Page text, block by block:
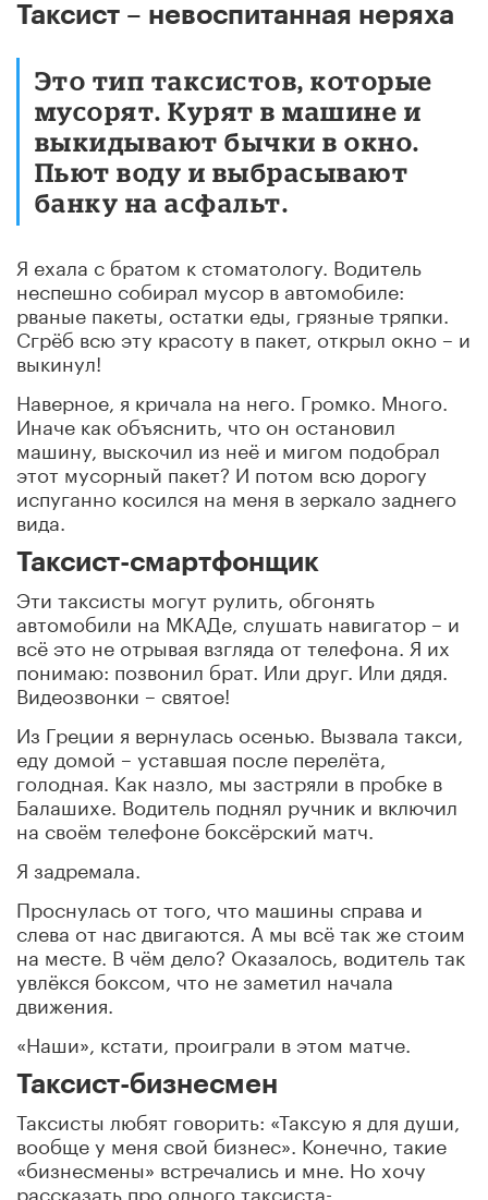
Таксист – невоспитанная неряха
Это тип таксистов, которые
мусорят. Курят в машине и
выкидывают бычки в окно.
Пьют воду и выбрасывают
банку на асфальт.
Я ехала с братом к стоматологу. Водитель
неспешно собирал мусор в автомобиле:
рваные пакеты, остатки еды, грязные тряпки.
Сгрёб всю эту красоту в пакет, открыл окно – и
выкинул!
Наверное, я кричала на него. Громко. Много.
Иначе как объяснить, что он остановил
машину, выскочил из неё и мигом подобрал
этот мусорный пакет? И потом всю дорогу
испуганно косился на меня в зеркало заднего
вида.
Таксист-смартфонщик
Эти таксисты могут рулить, обгонять
автомобили на МКАДе, слушать навигатор – и
всё это не отрывая взгляда от телефона. Я их
понимаю: позвонил брат. Или друг. Или дядя.
Видеозвонки – святое!
Из Греции я вернулась осенью. Вызвала такси,
еду домой – уставшая после перелёта,
голодная. Как назло, мы застряли в пробке в
Балашихе. Водитель поднял ручник и включил
на своём телефоне боксёрский матч.
Я задремала.
Проснулась от того, что машины справа и
слева от нас двигаются. А мы всё так же стоим
на месте. В чём дело? Оказалось, водитель так
увлёкся боксом, что не заметил начала
движения.
«Наши», кстати, проиграли в этом матче.
Таксист-бизнесмен
Таксисты любят говорить: «Таксую я для души,
вообще у меня свой бизнес». Конечно, такие
«бизнесмены» встречались и мне. Но хочу
рассказать про одного таксиста-